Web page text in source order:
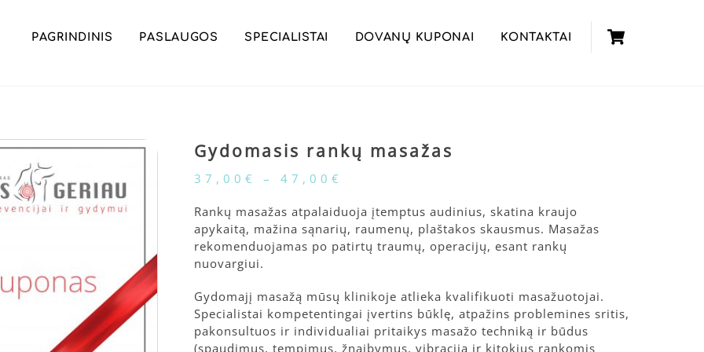
PAGRINDINIS PASLAUGOS SPECIALISTAI DOVANŲ KUPONAI KONTAKTAI
Gydomasis rankų masažas
37,00€ – 47,00€
37,00€
through
47,00€
Rankų masažas atpalaiduoja įtemptus audinius, skatina kraujo
apykaitą, mažina sąnarių, raumenų, plaštakos skausmus. Masažas
rekomenduojamas po patirtų traumų, operacijų, esant rankų
nuovargiui.
Gydomajį masažą mūsų klinikoje atlieka kvalifikuoti masažuotojai.
Specialistai kompetentingai įvertins būklę, atpažins problemines sritis,
pakonsultuos ir individualiai pritaikys masažo techniką ir būdus
(spaudimus, tempimus, žnaibymus, vibracija ir kitokius rankomis
37,00€
through